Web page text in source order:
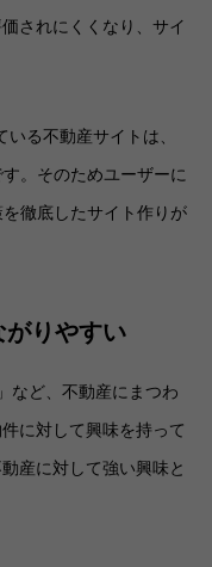
されにくくなり、サイ
る不動産サイトは、
。そのためユーザーに
徹底したサイト作りが
がりやすい
など、不動産にまつわ
に対して興味を持って
産に対して強い興味と